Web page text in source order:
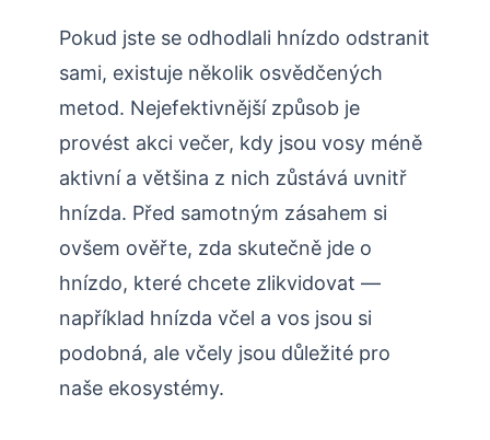
Pokud⁢ jste se odhodlali hnízdo odstranit
sami, existuje několik osvědčených
metod. Nejefektivnější způsob je
provést akci večer, kdy jsou ⁤vosy méně
aktivní a většina z nich⁢ zůstává uvnitř
hnízda. Před⁤ samotným zásahem si
ovšem ověřte, zda skutečně jde o
hnízdo, které chcete zlikvidovat —
například ​hnízda včel a ‌vos jsou si
podobná, ale včely⁤ jsou důležité pro
naše ekosystémy.